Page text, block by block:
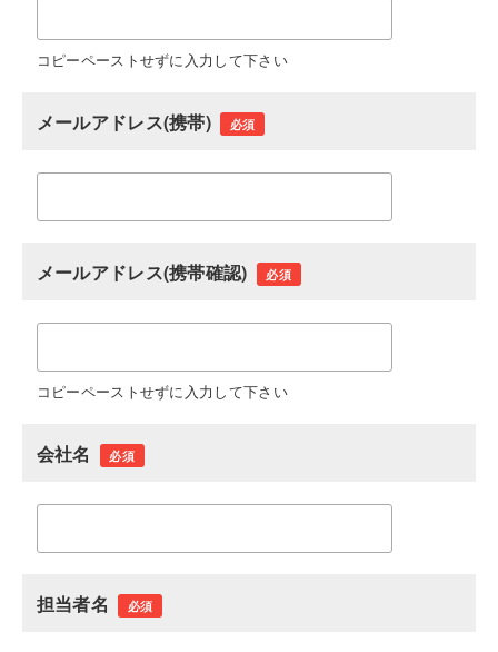
コピーペーストせずに入力して下さい
メールアドレス(携帯) 必須
メールアドレス(携帯確認) 必須
コピーペーストせずに入力して下さい
会社名 必須
担当者名 必須